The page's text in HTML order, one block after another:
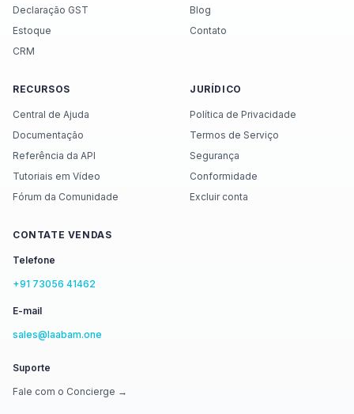
Declaração GST
Estoque
CRM
Blog
Contato
RECURSOS
Central de Ajuda
Documentação
Referência da API
Tutoriais em Vídeo
Fórum da Comunidade
JURÍDICO
Política de Privacidade
Termos de Serviço
Segurança
Conformidade
Excluir conta
CONTATE VENDAS
Telefone
+91 73056 41462
E-mail
sales@laabam.one
Suporte
Fale com o Concierge →